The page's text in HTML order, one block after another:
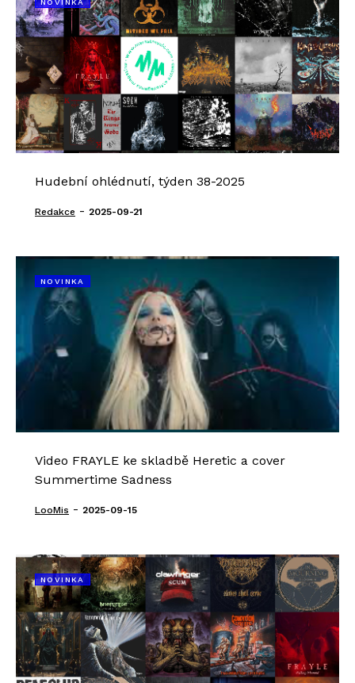
NOVINKA
Hudební ohlédnutí, týden 38-2025
Redakce - 2025-09-21
NOVINKA
Video FRAYLE ke skladbě Heretic a cover
Summertime Sadness
LooMis - 2025-09-15
NOVINKA